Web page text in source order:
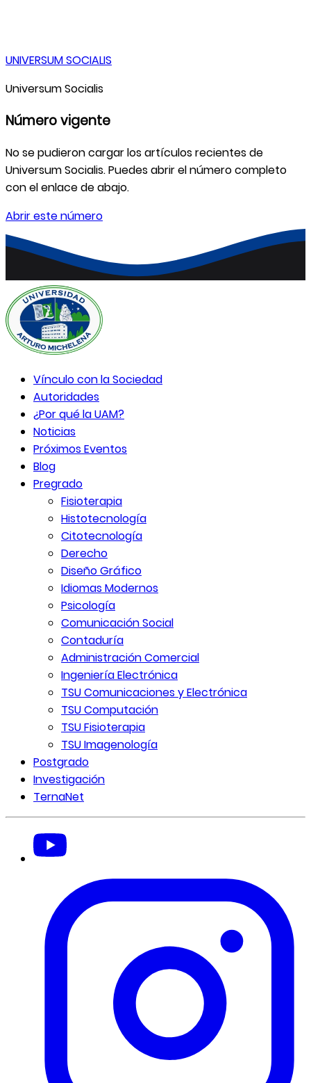
UNIVERSUM SOCIALIS
Universum Socialis
Número vigente
No se pudieron cargar los artículos recientes de
Universum Socialis. Puedes abrir el número completo
con el enlace de abajo.
Abrir este número
Vínculo con la Sociedad
Autoridades
¿Por qué la UAM?
Noticias
Próximos Eventos
Blog
Pregrado
Fisioterapia
Histotecnología
Citotecnología
Derecho
Diseño Gráfico
Idiomas Modernos
Psicología
Comunicación Social
Contaduría
Administración Comercial
Ingeniería Electrónica
TSU Comunicaciones y Electrónica
TSU Computación
TSU Fisioterapia
TSU Imagenología
Postgrado
Investigación
TernaNet